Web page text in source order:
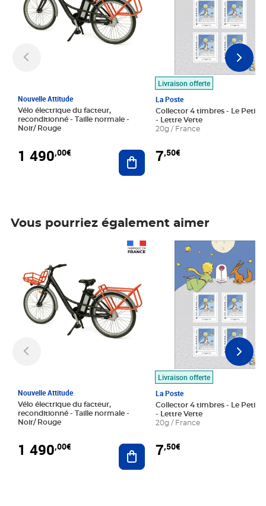
Nouvelle Attitude
Vélo électrique du facteur,
reconditionné - Taille normale -
Noir/ Rouge
1 490,00€ Ajouter au panier
Livraison offerte
La Poste
Collector 4 timbres - Le Petit
- Lettre Verte
20g / France
7,50€
Vous pourriez également aimer
Nouvelle Attitude
Vélo électrique du facteur,
reconditionné - Taille normale -
Noir/ Rouge
1 490,00€ Ajouter au panier
Livraison offerte
La Poste
Collector 4 timbres - Le Petit
- Lettre Verte
20g / France
7,50€
Prix 7,50€